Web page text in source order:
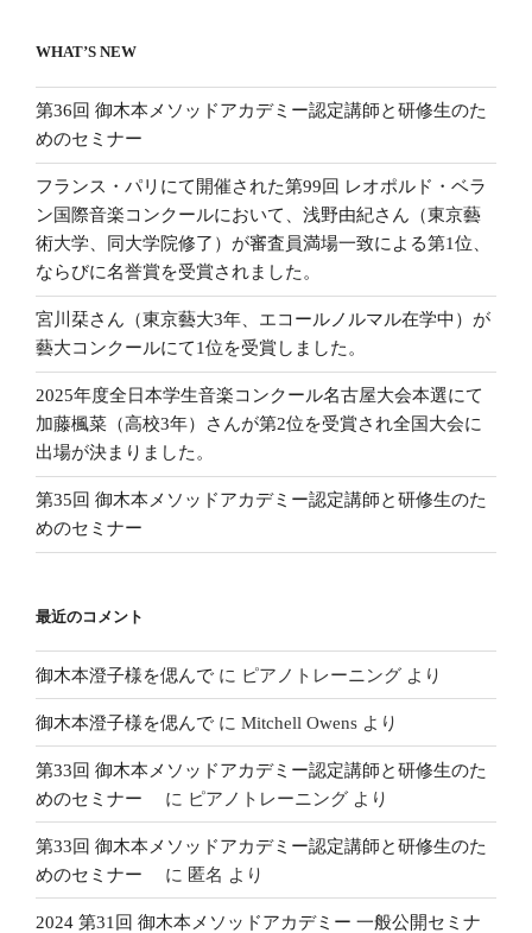
WHAT’S NEW
第36回 御木本メソッドアカデミー認定講師と研修生のた
めのセミナー
フランス・パリにて開催された第99回 レオポルド・ベラ
ン国際音楽コンクールにおいて、浅野由紀さん（東京藝
術大学、同大学院修了）が審査員満場一致による第1位、
ならびに名誉賞を受賞されました。
宮川栞さん（東京藝大3年、エコールノルマル在学中）が
藝大コンクールにて1位を受賞しました。
2025年度全日本学生音楽コンクール名古屋大会本選にて
加藤楓菜（高校3年）さんが第2位を受賞され全国大会に
出場が決まりました。
第35回 御木本メソッドアカデミー認定講師と研修生のた
めのセミナー
最近のコメント
御木本澄子様を偲んで に ピアノトレーニング より
御木本澄子様を偲んで に Mitchell Owens より
第33回 御木本メソッドアカデミー認定講師と研修生のた
めのセミナー
に ピアノトレーニング より
第33回 御木本メソッドアカデミー認定講師と研修生のた
めのセミナー
に 匿名 より
2024 第31回 御木本メソッドアカデミー 一般公開セミナ